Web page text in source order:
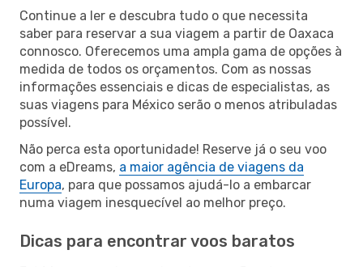
Continue a ler e descubra tudo o que necessita
saber para reservar a sua viagem a partir de Oaxaca
connosco. Oferecemos uma ampla gama de opções à
medida de todos os orçamentos. Com as nossas
informações essenciais e dicas de especialistas, as
suas viagens para México serão o menos atribuladas
possível.
Não perca esta oportunidade! Reserve já o seu voo
com a eDreams, a maior agência de viagens da
Europa, para que possamos ajudá-lo a embarcar
numa viagem inesquecível ao melhor preço.
Dicas para encontrar voos baratos